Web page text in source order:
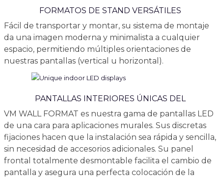
FORMATOS DE STAND VERSÁTILES
Fácil de transportar y montar, su sistema de montaje
da una imagen moderna y minimalista a cualquier
espacio, permitiendo múltiples orientaciones de
nuestras pantallas (vertical u horizontal).
PANTALLAS INTERIORES ÚNICAS DEL
VM WALL FORMAT es nuestra gama de pantallas LED
de una cara para aplicaciones murales. Sus discretas
fijaciones hacen que la instalación sea rápida y sencilla,
sin necesidad de accesorios adicionales. Su panel
frontal totalmente desmontable facilita el cambio de
pantalla y asegura una perfecta colocación de la